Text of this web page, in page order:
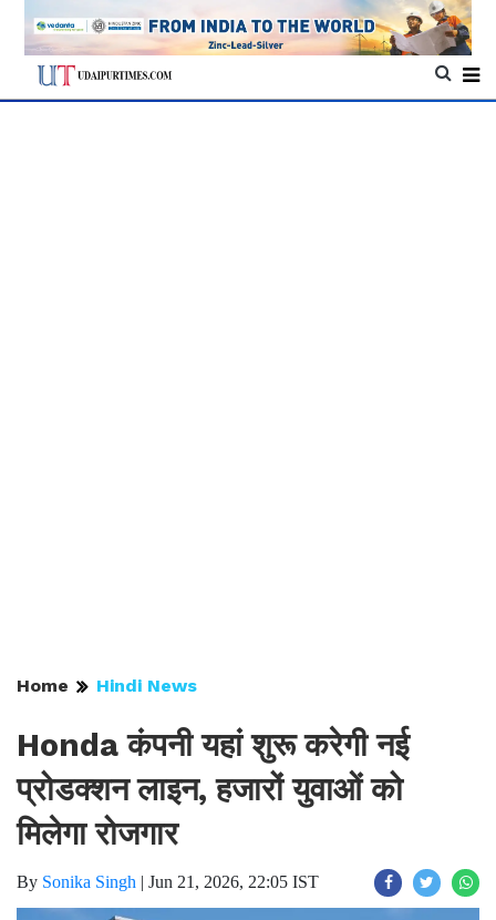
Home Hindi News
Honda कंपनी यहां शुरू करेगी नई
प्रोडक्शन लाइन, हजारों युवाओं को
मिलेगा रोजगार
By Sonika Singh | Jun 21, 2026, 22:05 IST